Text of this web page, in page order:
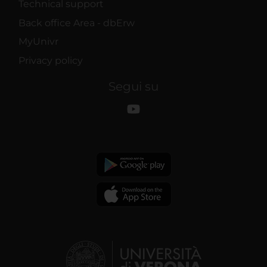
Technical support
Back office Area - dbErw
MyUnivr
Privacy policy
Segui su